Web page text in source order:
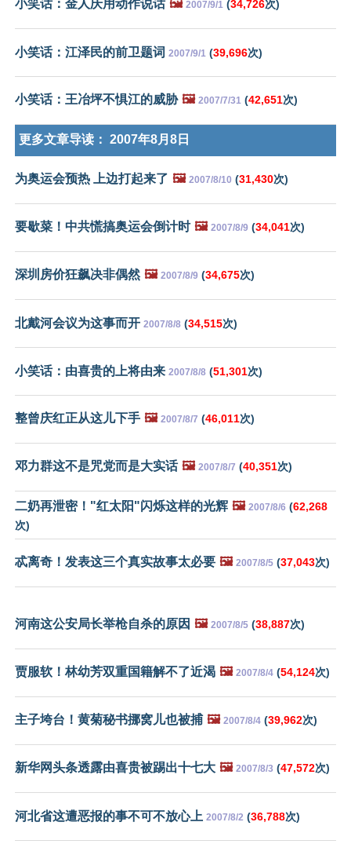
小笑话：金人庆用动作说话 🖼️ 2007/9/1 (34,726次)
小笑话：江泽民的前卫题词 2007/9/1 (39,696次)
小笑话：王冶坪不惧江的威胁 🖼️ 2007/7/31 (42,651次)
更多文章导读： 2007年8月8日
为奥运会预热 上边打起来了 🖼️ 2007/8/10 (31,430次)
要歇菜！中共慌搞奥运会倒计时 🖼️ 2007/8/9 (34,041次)
深圳房价狂飙决非偶然 🖼️ 2007/8/9 (34,675次)
北戴河会议为这事而开 2007/8/8 (34,515次)
小笑话：由喜贵的上将由来 2007/8/8 (51,301次)
整曾庆红正从这儿下手 🖼️ 2007/8/7 (46,011次)
邓力群这不是咒党而是大实话 🖼️ 2007/8/7 (40,351次)
二奶再泄密！"红太阳"闪烁这样的光辉 🖼️ 2007/8/6 (62,268
次)
忒离奇！发表这三个真实故事太必要 🖼️ 2007/8/5 (37,043次)
河南这公安局长举枪自杀的原因 🖼️ 2007/8/5 (38,887次)
贾服软！林幼芳双重国籍解不了近渴 🖼️ 2007/8/4 (54,124次)
主子垮台！黄菊秘书挪窝儿也被捕 🖼️ 2007/8/4 (39,962次)
新华网头条透露由喜贵被踢出十七大 🖼️ 2007/8/3 (47,572次)
河北省这遭恶报的事不可不放心上 2007/8/2 (36,788次)